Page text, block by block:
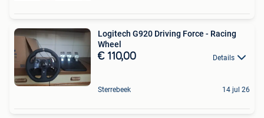
Logitech G920 Driving Force - Racing
Wheel
€ 110,00 Details
Sterrebeek 14 jul 26